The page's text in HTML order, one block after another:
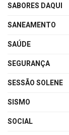
SABORES DAQUI
SANEAMENTO
SAÚDE
SEGURANÇA
SESSÃO SOLENE
SISMO
SOCIAL